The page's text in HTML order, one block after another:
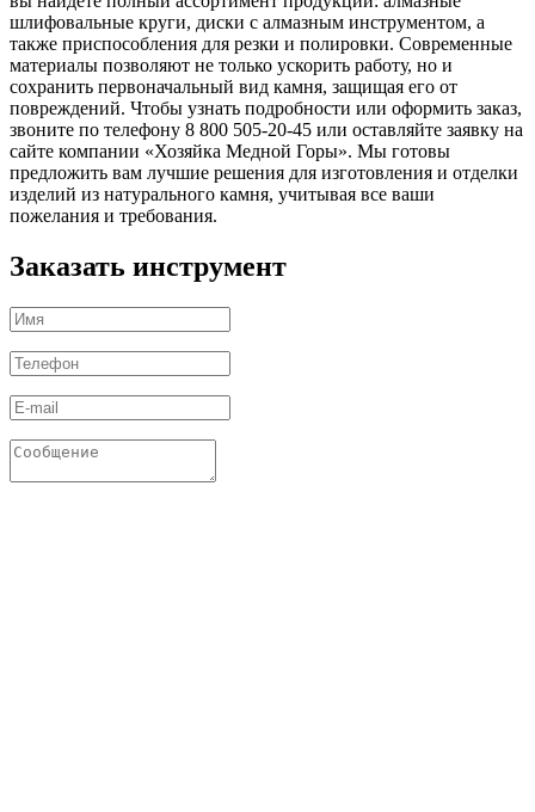
шлифовальные круги, диски с алмазным инструментом, а
также приспособления для резки и полировки. Современные
материалы позволяют не только ускорить работу, но и
сохранить первоначальный вид камня, защищая его от
повреждений. Чтобы узнать подробности или оформить заказ,
звоните по телефону 8 800 505-20-45 или оставляйте заявку на
сайте компании «Хозяйка Медной Горы». Мы готовы
предложить вам лучшие решения для изготовления и отделки
изделий из натурального камня, учитывая все ваши
пожелания и требования.
Заказать инструмент